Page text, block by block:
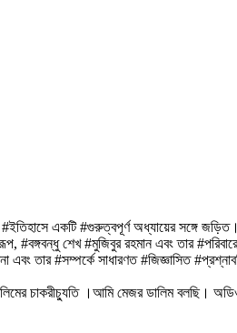
#ইতিহাসে একটি #গুরুত্বপূর্ণ অধ্যায়ের সঙ্গে
শেখ #মুজিবুর রহমান এবং তার
এবং তার #সম্পর্কে সাধারণত #জিজ্ঞাসিত
চাকরীচ্যুতি ।আমি মেজর ডালিম বলছি।